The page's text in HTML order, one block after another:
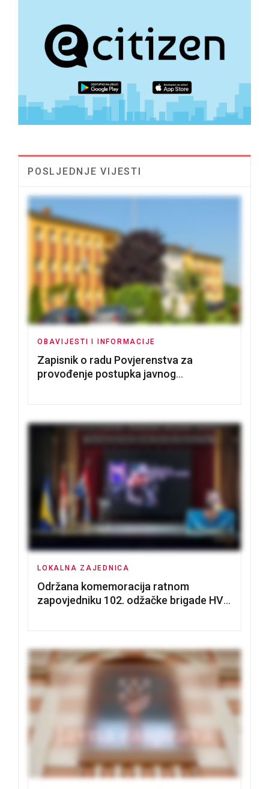
POSLJEDNJE VIJESTI
OBAVIJESTI I INFORMACIJE
Zapisnik o radu Povjerenstva za
provođenje postupka javnog
LOKALNA ZAJEDNICA
Održana komemoracija ratnom
zapovjedniku 102. odžačke brigade HVO